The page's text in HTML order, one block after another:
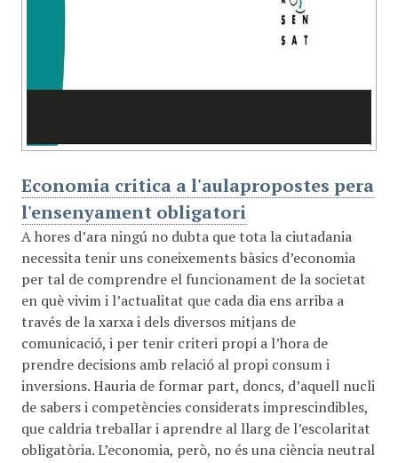
Economia critica a l'aulapropostes pera
l'ensenyament obligatori
A hores d’ara ningú no dubta que tota la ciutadania
necessita tenir uns coneixements bàsics d’economia
per tal de comprendre el funcionament de la societat
en què vivim i l’actualitat que cada dia ens arriba a
través de la xarxa i dels diversos mitjans de
comunicació, i per tenir criteri propi a l’hora de
prendre decisions amb relació al propi consum i
inversions. Hauria de formar part, doncs, d’aquell nucli
de sabers i competències considerats imprescindibles,
que caldria treballar i aprendre al llarg de l’escolaritat
obligatòria. L’economia, però, no és una ciència neutral